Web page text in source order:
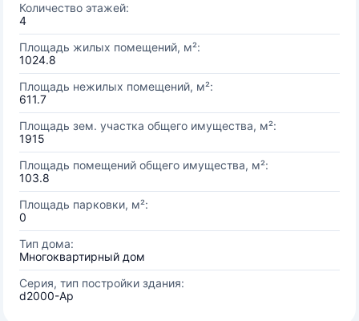
Количество этажей:
4
Площадь жилых помещений, м²:
1024.8
Площадь нежилых помещений, м²:
611.7
Площадь зем. участка общего имущества, м²:
1915
Площадь помещений общего имущества, м²:
103.8
Площадь парковки, м²:
0
Тип дома:
Многоквартирный дом
Серия, тип постройки здания:
d2000-Aр